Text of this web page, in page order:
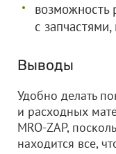
с
Выводы
Удобно делать
и расходных
MRO-ZAP,
находится все,